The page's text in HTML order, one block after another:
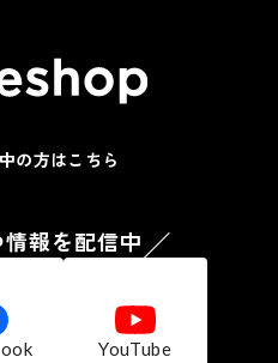
の方はこちら
報を配信中
YouTube